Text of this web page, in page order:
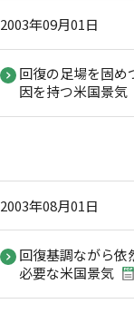
2003年09月01日
回復の足場を固め
因を持つ米国景気
2003年08月01日
回復基調ながら依
必要な米国景気